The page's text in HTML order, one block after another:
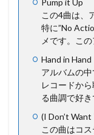
この4曲は、
特に”No
メです。こ
Hand in Hand
アルバムの中
レコードか
る曲調で好き
(I Don’t
この曲はコ